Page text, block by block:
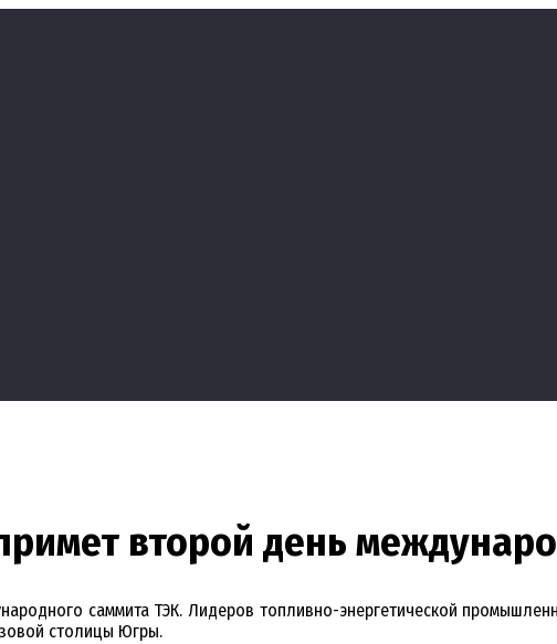
второй день
саммита ТЭК. Лидеров топливно-энергетической
столицы Югры.